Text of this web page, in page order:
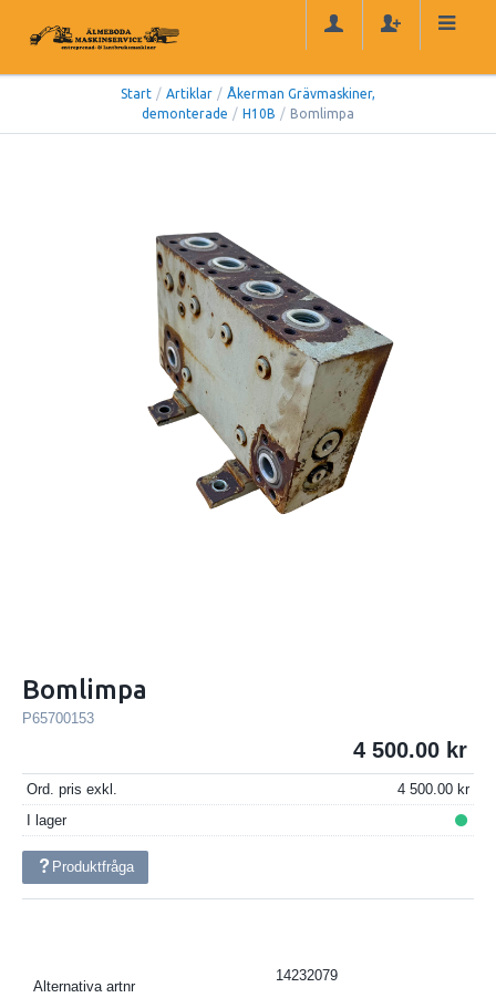
Start / Artiklar / Åkerman Grävmaskiner,
demonterade / H10B / Bomlimpa
Bomlimpa
P65700153
4 500.00
Ord. pris exkl.
4 500.00
I lager
Produktfråga
Alternativa artnr
14232079